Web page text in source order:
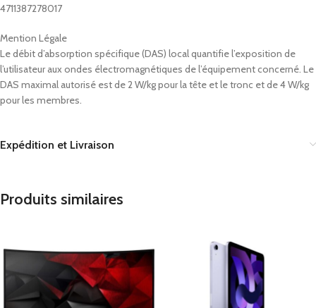
4711387278017
Mention Légale
Le débit d’absorption spécifique (DAS) local quantifie l’exposition de
l’utilisateur aux ondes électromagnétiques de l’équipement concerné. Le
DAS maximal autorisé est de 2 W/kg pour la tête et le tronc et de 4 W/kg
pour les membres.
Expédition et Livraison
Produits similaires